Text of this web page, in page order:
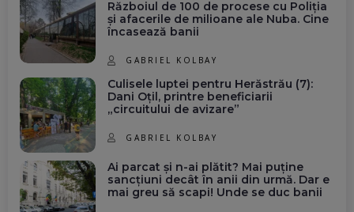
Războiul de 100 de procese cu Poliția
și afacerile de milioane ale Nuba. Cine
încasează banii
GABRIEL KOLBAY
Culisele luptei pentru Herăstrău (7):
Dani Oțil, printre beneficiarii
„circuitului de avizare”
GABRIEL KOLBAY
Ai parcat și n-ai plătit? Mai puține
sancțiuni decât în anii din urmă. Dar e
mai greu să scapi! Unde se duc banii